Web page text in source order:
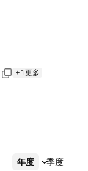
+1更多
年度 季度
更多